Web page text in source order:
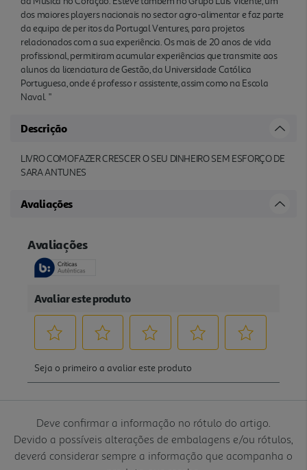
dos maiores players nacionais no sector agro-alimentar e faz parte
da equipa de per itos da Portugal Ventures, para projetos
relacionados com a sua experiência. Os mais de 20 anos de vida
profissional, permitiram acumular experiências que transmite aos
alunos da licenciatura de Gestão, da Universidade Católica
Portuguesa, onde é professo r assistente, assim como na Escola
Naval. "
Descrição
LIVRO COMOFAZER CRESCER O SEU DINHEIRO SEM ESFORÇO DE
SARA ANTUNES
Avaliações
Deve confirmar a informação no rótulo do artigo.
Devido a possíveis alterações de embalagens e/ou rótulos,
deverá considerar sempre a informação que acompanha o